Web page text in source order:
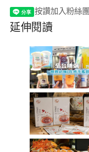
按讚加入粉絲團
延伸閱讀